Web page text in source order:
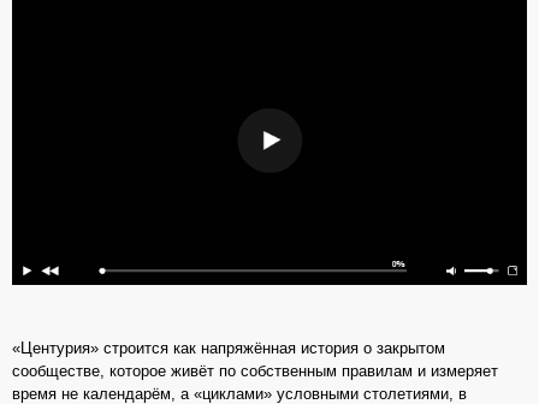
«Центурия» строится как напряжённая история о закрытом
сообществе, которое живёт по собственным правилам и измеряет
время не календарём, а «циклами» условными столетиями, в